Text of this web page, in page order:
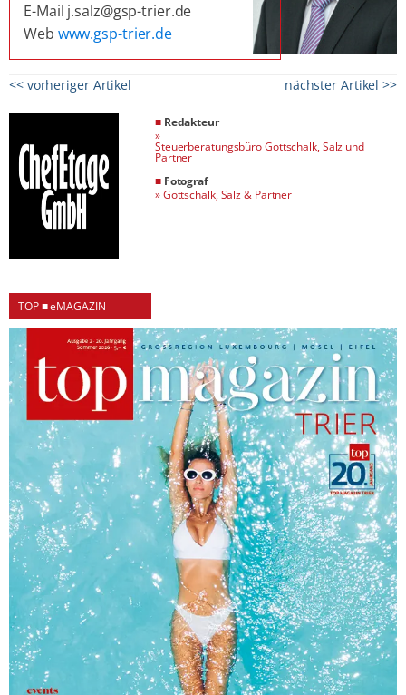
E-Mail j.salz@gsp-trier.de
Web www.gsp-trier.de
<< vorheriger Artikel nächster Artikel >>
■Redakteur
»
Steuerberatungsbüro Gottschalk, Salz und
Partner
■Fotograf
»Gottschalk, Salz & Partner
TOP ■ eMAGAZIN